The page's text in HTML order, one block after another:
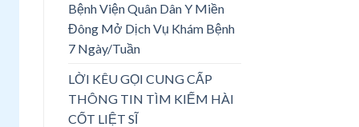
Bệnh Viện Quân Dân Y Miền
Đông Mở Dịch Vụ Khám Bệnh
7 Ngày/Tuần
LỜI KÊU GỌI CUNG CẤP
THÔNG TIN TÌM KIẾM HÀI
CỐT LIỆT SĨ